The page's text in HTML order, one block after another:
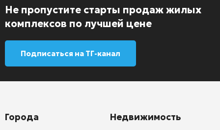
Не пропустите старты продаж жилых
комплексов по лучшей цене
Подписаться на ТГ-канал
Города Недвижимость